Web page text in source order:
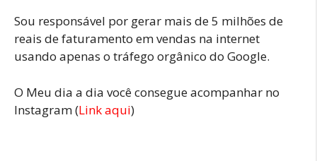
Sou responsável por gerar mais de 5 milhões de
reais de faturamento em vendas na internet
usando apenas o tráfego orgânico do Google.
O Meu dia a dia você consegue acompanhar no
Instagram (Link aqui)